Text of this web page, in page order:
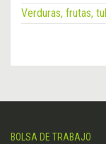
Verduras, frutas,
BOLSA DE TRABAJO